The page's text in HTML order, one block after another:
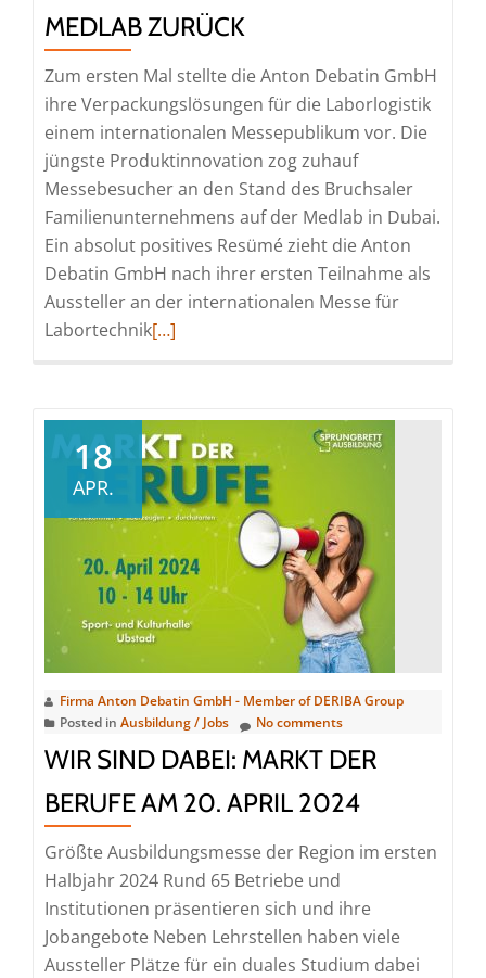
MEDLAB ZURÜCK
Zum ersten Mal stellte die Anton Debatin GmbH
ihre Verpackungslösungen für die Laborlogistik
einem internationalen Messepublikum vor. Die
jüngste Produktinnovation zog zuhauf
Messebesucher an den Stand des Bruchsaler
Familienunternehmens auf der Medlab in Dubai.
Ein absolut positives Resümé zieht die Anton
Debatin GmbH nach ihrer ersten Teilnahme als
Aussteller an der internationalen Messe für
LabortechnikRead
blickt
begeistert
auf
Medlab
zurück
[…]
18
APR.
Firma Anton Debatin GmbH - Member of DERIBA Group
Posted in Ausbildung / Jobs No comments
WIR SIND DABEI: MARKT DER
BERUFE AM 20. APRIL 2024
Größte Ausbildungsmesse der Region im ersten
Halbjahr 2024 Rund 65 Betriebe und
Institutionen präsentieren sich und ihre
Jobangebote Neben Lehrstellen haben viele
Aussteller Plätze für ein duales Studium dabei